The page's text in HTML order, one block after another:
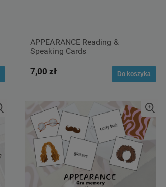
APPEARANCE Reading &
Speaking Cards
7,00 zł Do koszyka